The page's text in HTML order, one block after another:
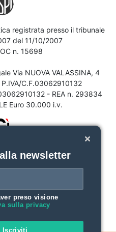
registrata presso il tribunale
del 11/10/2007
n. 15698
Via NUOVA VALASSINA, 4
C.F.03062910132
- REA n. 293834
Euro 30.000 i.v.
newsletter
preso visione
sulla privacy
Iscriviti